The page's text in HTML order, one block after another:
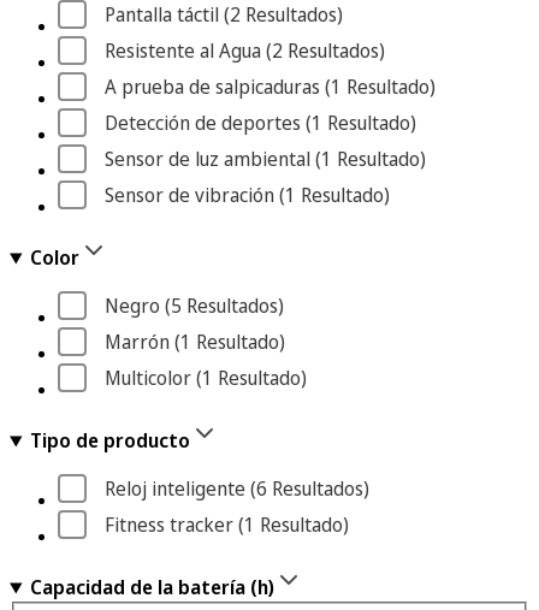
Pantalla táctil (2 Resultados)
Resistente al Agua (2 Resultados)
A prueba de salpicaduras (1 Resultado)
Detección de deportes (1 Resultado)
Sensor de luz ambiental (1 Resultado)
Sensor de vibración (1 Resultado)
Color
Negro (5 Resultados)
Marrón (1 Resultado)
Multicolor (1 Resultado)
Tipo de producto
Reloj inteligente (6 Resultados)
Fitness tracker (1 Resultado)
Capacidad de la batería (h)